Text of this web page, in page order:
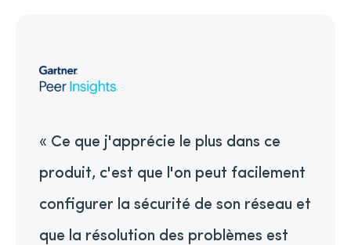
« Ce que j'apprécie le plus dans ce
produit, c'est que l'on peut facilement
configurer la sécurité de son réseau et
que la résolution des problèmes est